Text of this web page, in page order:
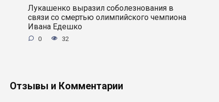
Лукашенко выразил соболезнования в
связи со смертью олимпийского чемпиона
Ивана Едешко
0 32
Отзывы и Комментарии